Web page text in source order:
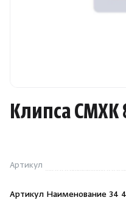
Запчасти
Клипса CMXK
Артикул
Артикул Наименование 34